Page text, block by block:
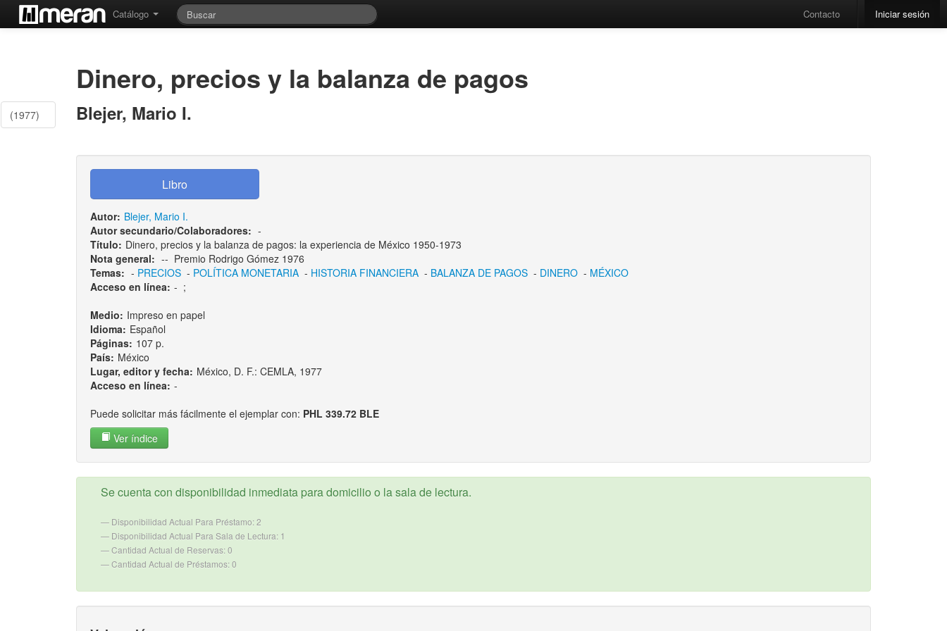
Catálogo Contacto Iniciar sesión
(1977)
Dinero, precios y la balanza de pagos
Blejer, Mario I.
Autor: Blejer, Mario I.
Autor secundario/Colaboradores: -
Título: Dinero, precios y la balanza de pagos: la experiencia de México 1950-1973
Nota general: -- Premio Rodrigo Gómez 1976
Temas: - PRECIOS- POLÍTICA MONETARIA- HISTORIA FINANCIERA- BALANZA DE PAGOS- DINERO- MÉXICO
Acceso en línea: - ;
Medio: Impreso en papel
Idioma: Español
Páginas: 107 p.
País: México
Lugar, editor y fecha: México, D. F.: CEMLA, 1977
Acceso en línea: -
Puede solicitar más fácilmente el ejemplar con: PHL 339.72 BLE
Ver índice
Se cuenta con disponibilidad inmediata para domicilio o la sala de lectura.
Disponibilidad Actual Para Préstamo: 2
Disponibilidad Actual Para Sala de Lectura: 1
Cantidad Actual de Reservas: 0
Cantidad Actual de Préstamos: 0